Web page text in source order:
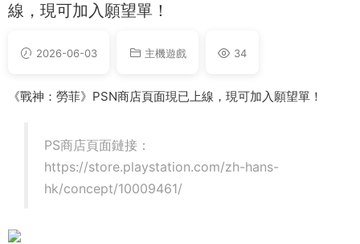
線，現可加入願望單！
2026-06-03 主機遊戲 34
《戰神：勞菲》PSN商店頁面現已上線，現可加入願望單！
PS商店頁面鏈接：
https://store.playstation.com/zh-hans-
hk/concept/10009461/